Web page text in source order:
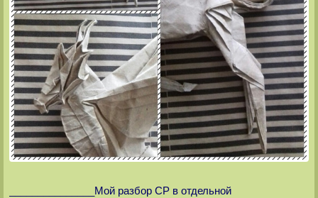
_______________Мой разбор СР в отдельной